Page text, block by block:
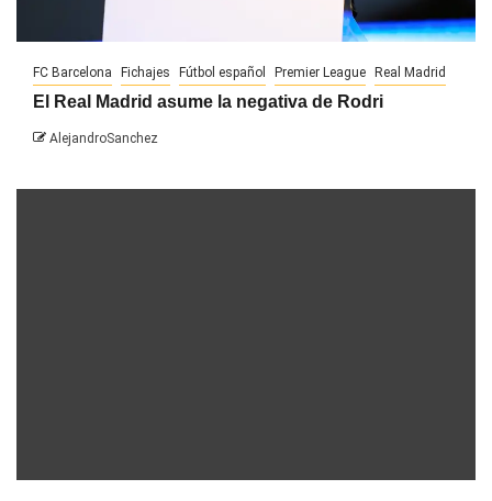
FC Barcelona Fichajes Fútbol español Premier League Real Madrid
El Real Madrid asume la negativa de Rodri
AlejandroSanchez